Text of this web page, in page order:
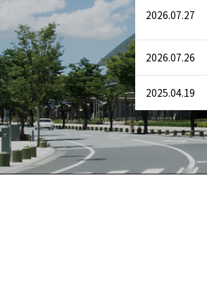
2026.07.27
2026.07.26
2025.04.19